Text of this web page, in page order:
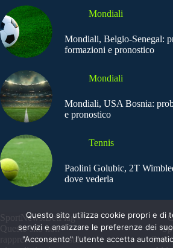
Mondiali
Mondiali, Belgio-Senegal:
formazioni e pronostico
Mondiali
Mondiali, USA Bosnia:
e pronostico
Tennis
Paolini Golubic, 2T
dove vederla
SportNews.BetFlag -
Questo sito non
rappresenta una testata
Questo sito utilizza cookie propri e di
servizi e analizzare le preferenze dei
"Acconsento" l'utente accetta